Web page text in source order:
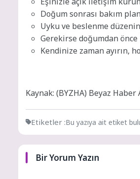
Doğum sonrası bakım
Uyku ve beslenme
Gerekirse doğumdan
Kendinize zaman ayırın,
Kaynak: (BYZHA) Beyaz Haber
Etiketler :Bu yazıya ait etiket
Bir Yorum Yazın